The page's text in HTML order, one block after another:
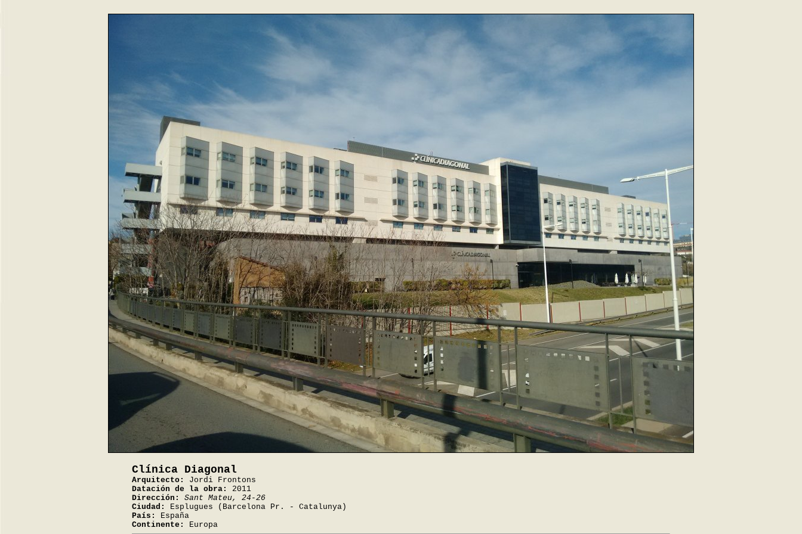
Clínica Diagonal
Arquitecto:
Jordi Frontons
Datación de la obra:
2011
Dirección:
Sant Mateu, 24-26
Ciudad:
Esplugues (Barcelona Pr. - Catalunya)
País:
España
Continente:
Europa